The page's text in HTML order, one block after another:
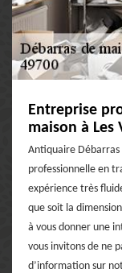
Entreprise
maison à Les
Antiquaire Débarras
professionnelle en
expérience très
que soit la
à vous donner une
vous invitons de ne
d’information sur